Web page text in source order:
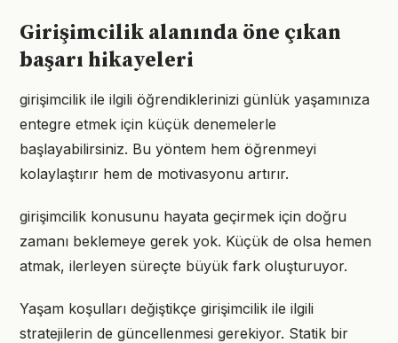
Girişimcilik alanında öne çıkan
başarı hikayeleri
girişimcilik ile ilgili öğrendiklerinizi günlük yaşamınıza
entegre etmek için küçük denemelerle
başlayabilirsiniz. Bu yöntem hem öğrenmeyi
kolaylaştırır hem de motivasyonu artırır.
girişimcilik konusunu hayata geçirmek için doğru
zamanı beklemeye gerek yok. Küçük de olsa hemen
atmak, ilerleyen süreçte büyük fark oluşturuyor.
Yaşam koşulları değiştikçe girişimcilik ile ilgili
stratejilerin de güncellenmesi gerekiyor. Statik bir